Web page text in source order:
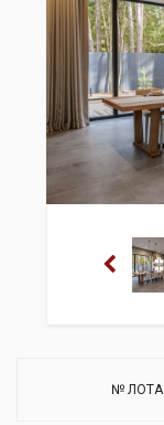
№ ЛОТА